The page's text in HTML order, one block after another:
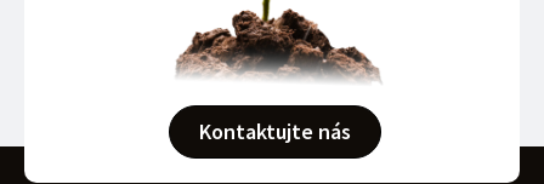
Kontaktujte nás